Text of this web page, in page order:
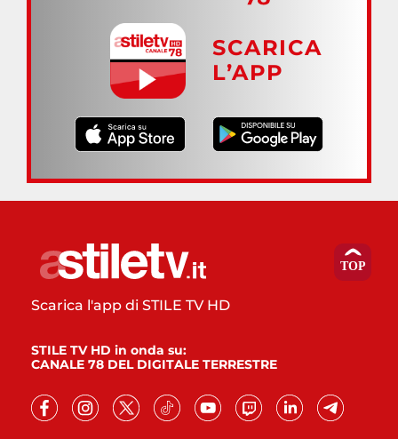
SCARICA
L’APP
Scarica l'app di STILE TV HD
STILE TV HD in onda su:
CANALE 78 DEL DIGITALE TERRESTRE